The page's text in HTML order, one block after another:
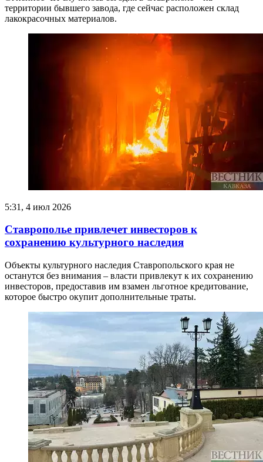
территории бывшего завода, где сейчас расположен склад
лакокрасочных материалов.
5:31, 4 июл 2026
Ставрополье привлечет инвесторов к
сохранению культурного наследия
Объекты культурного наследия Ставропольского края не
останутся без внимания – власти привлекут к их сохранению
инвесторов, предоставив им взамен льготное кредитование,
которое быстро окупит дополнительные траты.